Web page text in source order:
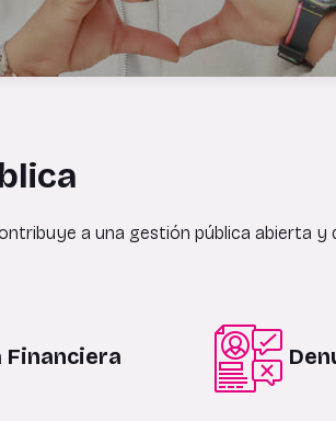
a una gestión pública abierta y
Financiera